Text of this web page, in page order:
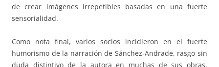
de crear imágenes irrepetibles basadas en una fuerte
sensorialidad.
Como nota final, varios socios incidieron en el fuerte
humorismo de la narración de Sánchez-Andrade, rasgo sin
duda distintivo de la autora en muchas de sus obras,